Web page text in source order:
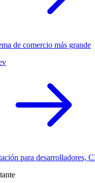
de comercio más grande
para desarrolladores,